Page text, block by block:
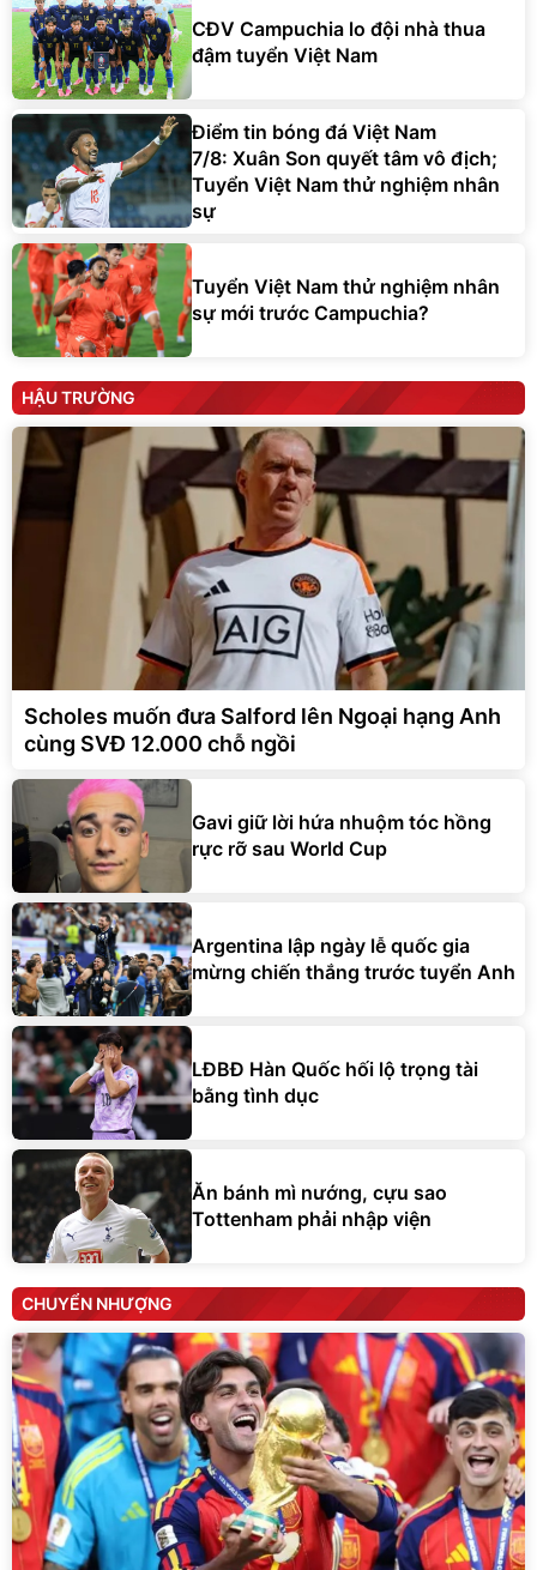
CĐV Campuchia lo đội nhà thua
đậm tuyển Việt Nam
Điểm tin bóng đá Việt Nam
7/8: Xuân Son quyết tâm vô địch;
Tuyển Việt Nam thử nghiệm nhân
sự
Tuyển Việt Nam thử nghiệm nhân
sự mới trước Campuchia?
HẬU TRƯỜNG
Scholes muốn đưa Salford lên Ngoại hạng Anh
cùng SVĐ 12.000 chỗ ngồi
Gavi giữ lời hứa nhuộm tóc hồng
rực rỡ sau World Cup
Argentina lập ngày lễ quốc gia
mừng chiến thắng trước tuyển Anh
LĐBĐ Hàn Quốc hối lộ trọng tài
bằng tình dục
Ăn bánh mì nướng, cựu sao
Tottenham phải nhập viện
CHUYỂN NHƯỢNG